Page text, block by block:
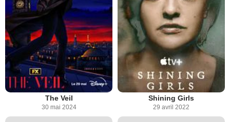
The Veil
30 mai 2024
Shining Girls
29 avril 2022